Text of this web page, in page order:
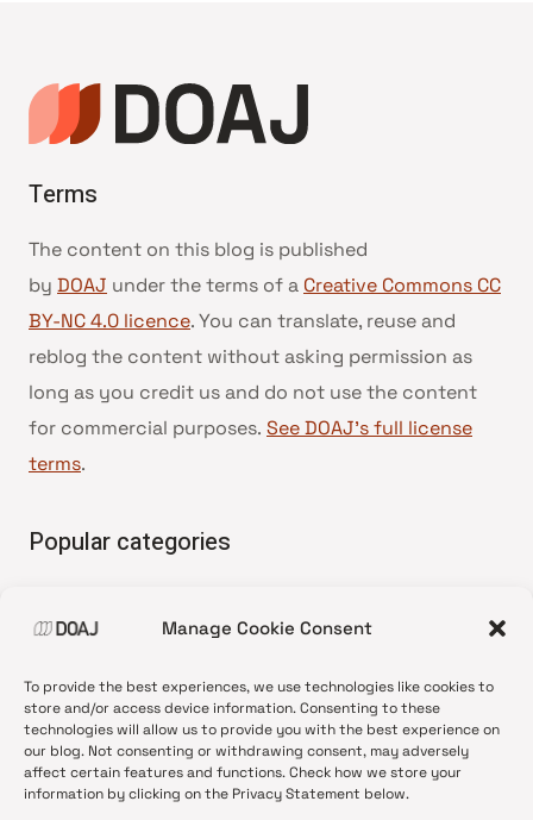
Manage Cookie Consent
To provide the best experiences, we use technologies like cookies to
store and/or access device information. Consenting to these
technologies will allow us to provide you with the best experience on
our blog. Not consenting or withdrawing consent, may adversely
affect certain features and functions. Check how we store your
information by clicking on the Privacy Statement below.
Terms
The content on this blog is published
by DOAJ under the terms of a Creative Commons CC
BY-NC 4.0 licence. You can translate, reuse and
reblog the content without asking permission as
long as you credit us and do not use the content
for commercial purposes. See DOAJ’s full license
terms.
Popular categories
•News update
•Open Access
•DOAJ Ambassadors
•DOAJ Voices